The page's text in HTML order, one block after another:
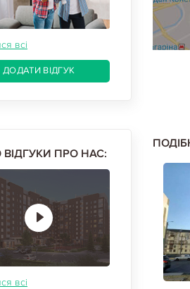
всі
ДОДАТИ ВІДГУК
ВІДГУКИ ПРО НАС:
всі